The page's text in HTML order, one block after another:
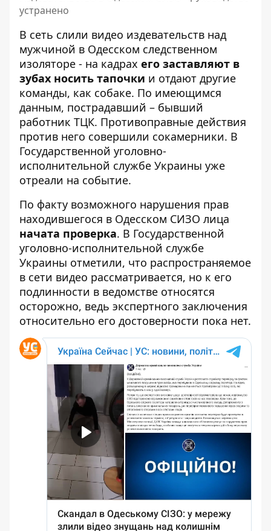
устранено
В сеть слили видео издевательств над
мужчиной в Одесском следственном
изоляторе - на кадрах его заставляют в
зубах носить тапочки и отдают другие
команды, как собаке. По имеющимся
данным, пострадавший – бывший
работник ТЦК. Противоправные действия
против него совершили сокамерники. В
Государственной уголовно-
исполнительной службе Украины уже
отреали на событие.
По факту возможного нарушения прав
находившегося в Одесском СИЗО лица
начата проверка. В Государственной
уголовно-исполнительной службе
Украины отметили, что распространяемое
в сети видео рассматривается, но к его
подлинности в ведомстве относятся
осторожно, ведь экспертного заключения
относительно его достоверности пока нет.